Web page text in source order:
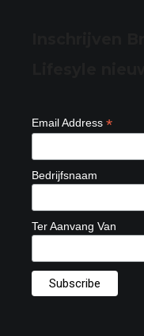
Email Address *
Bedrijfsnaam
Ter Aanvang Van